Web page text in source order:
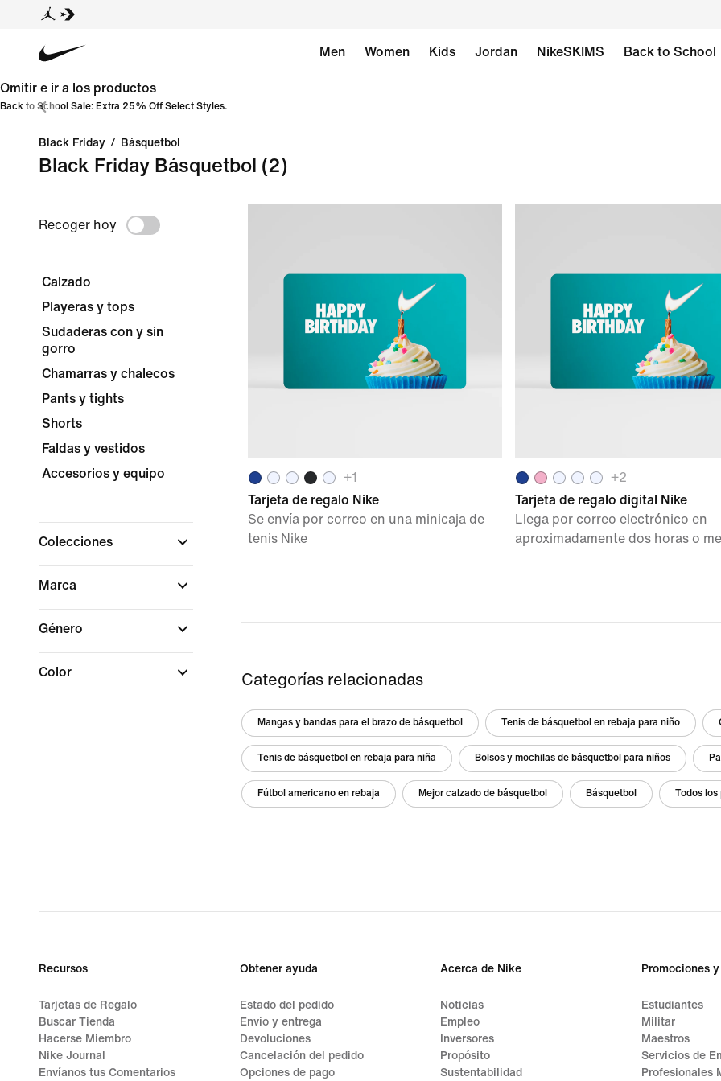
Men Women Kids Jordan NikeSKIMS Back to School
Omitir e ir a los productos
Back to School Sale: Extra 25% Off Select Styles.
Black Friday / Básquetbol
Black Friday Básquetbol (2)
Recoger hoy
Calzado
Playeras y tops
Sudaderas con y sin
gorro
Chamarras y chalecos
Pants y tights
Shorts
Faldas y vestidos
Accesorios y equipo
Colecciones
Marca
Género
Color
+1
Tarjeta de regalo Nike
Se envía por correo en una minicaja de
tenis Nike
+2
Tarjeta de regalo digital Nike
Llega por correo electrónico en
aproximadamente dos horas o
Categorías relacionadas
Mangas y bandas para el brazo de básquetbol Tenis de básquetbol en rebaja para niño
Tenis de básquetbol en rebaja para niña Bolsos y mochilas de básquetbol para niños
Fútbol americano en rebaja Mejor calzado de básquetbol Básquetbol Todos
Recursos
Tarjetas de Regalo
Buscar Tienda
Hacerse Miembro
Nike Journal
Envíanos tus Comentarios
Obtener ayuda
Estado del pedido
Envío y entrega
Devoluciones
Cancelación del pedido
Opciones de pago
Acerca de Nike
Noticias
Empleo
Inversores
Propósito
Sustentabilidad
Promociones
Estudiantes
Militar
Maestros
Servicios de
Profesionales